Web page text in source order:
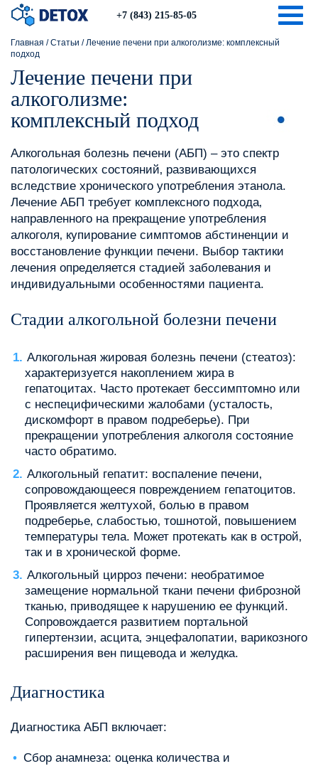
+7 (843) 215-85-05
Главная /Статьи /Лечение печени при алкоголизме: комплексный
подход
Лечение печени при
алкоголизме:
комплексный подход
Алкогольная болезнь печени (АБП) – это спектр
патологических состояний‚ развивающихся
вследствие хронического употребления этанола.
Лечение АБП требует комплексного подхода‚
направленного на прекращение употребления
алкоголя‚ купирование симптомов абстиненции и
восстановление функции печени. Выбор тактики
лечения определяется стадией заболевания и
индивидуальными особенностями пациента.
Стадии алкогольной болезни печени
Алкогольная жировая болезнь печени (стеатоз):
характеризуется накоплением жира в
гепатоцитах. Часто протекает бессимптомно или
с неспецифическими жалобами (усталость‚
дискомфорт в правом подреберье). При
прекращении употребления алкоголя состояние
часто обратимо.
Алкогольный гепатит: воспаление печени‚
сопровождающееся повреждением гепатоцитов.
Проявляется желтухой‚ болью в правом
подреберье‚ слабостью‚ тошнотой‚ повышением
температуры тела. Может протекать как в острой‚
так и в хронической форме.
Алкогольный цирроз печени: необратимое
замещение нормальной ткани печени фиброзной
тканью‚ приводящее к нарушению ее функций.
Сопровождается развитием портальной
гипертензии‚ асцита‚ энцефалопатии‚ варикозного
расширения вен пищевода и желудка.
Диагностика
Диагностика АБП включает:
Сбор анамнеза: оценка количества и